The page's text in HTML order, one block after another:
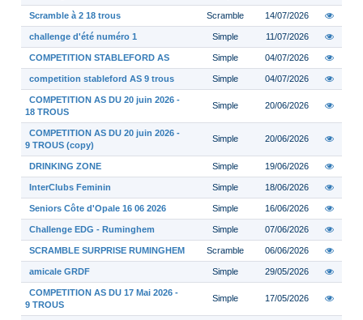
Scramble à 2 18 trous Scramble 14/07/2026
challenge d'été numéro 1 Simple 11/07/2026
COMPETITION STABLEFORD AS Simple 04/07/2026
competition stableford AS 9 trous Simple 04/07/2026
COMPETITION AS DU 20 juin 2026 -
18 TROUS
Simple 20/06/2026
COMPETITION AS DU 20 juin 2026 -
9 TROUS (copy)
Simple 20/06/2026
DRINKING ZONE Simple 19/06/2026
InterClubs Feminin Simple 18/06/2026
Seniors Côte d'Opale 16 06 2026 Simple 16/06/2026
Challenge EDG - Ruminghem Simple 07/06/2026
SCRAMBLE SURPRISE RUMINGHEM Scramble 06/06/2026
amicale GRDF Simple 29/05/2026
COMPETITION AS DU 17 Mai 2026 -
9 TROUS
Simple 17/05/2026